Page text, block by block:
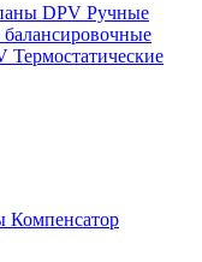
DPV Ручные
Термостатические
Компенсатор